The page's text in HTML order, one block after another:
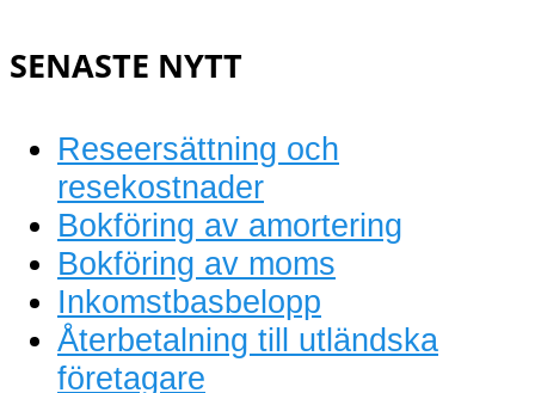
SENASTE NYTT
Reseersättning och
resekostnader
Bokföring av amortering
Bokföring av moms
Inkomstbasbelopp
Återbetalning till utländska
företagare